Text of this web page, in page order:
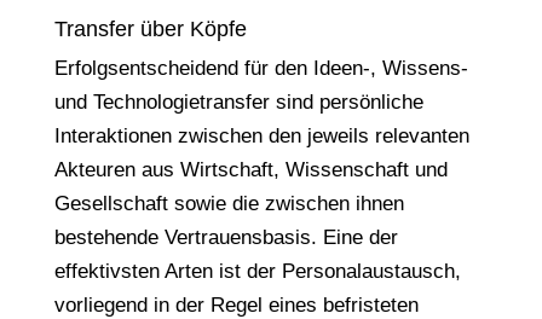
Transfer über Köpfe
Erfolgsentscheidend für den Ideen-, Wissens-
und Technologietransfer sind persönliche
Interaktionen zwischen den jeweils relevanten
Akteuren aus Wirtschaft, Wissenschaft und
Gesellschaft sowie die zwischen ihnen
bestehende Vertrauensbasis. Eine der
effektivsten Arten ist der Personalaustausch,
vorliegend in der Regel eines befristeten